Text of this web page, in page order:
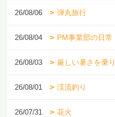
26/08/06 弾丸旅行
26/08/04 PM事業部の日常
26/08/03 厳しい暑さを乗
26/08/01 渓流釣り
26/07/31 花火